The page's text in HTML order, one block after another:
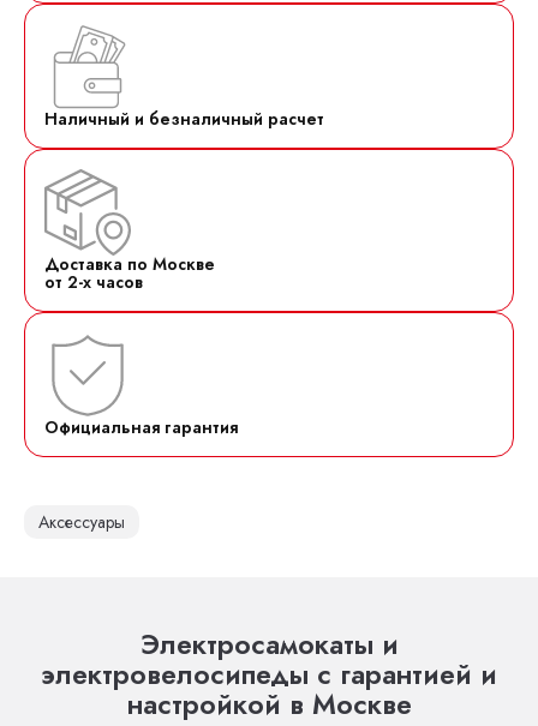
Наличный и безналичный расчет
Доставка по Москве
от 2-х часов
Официальная гарантия
Аксессуары
Электросамокаты и
электровелосипеды с гарантией и
настройкой в Москве